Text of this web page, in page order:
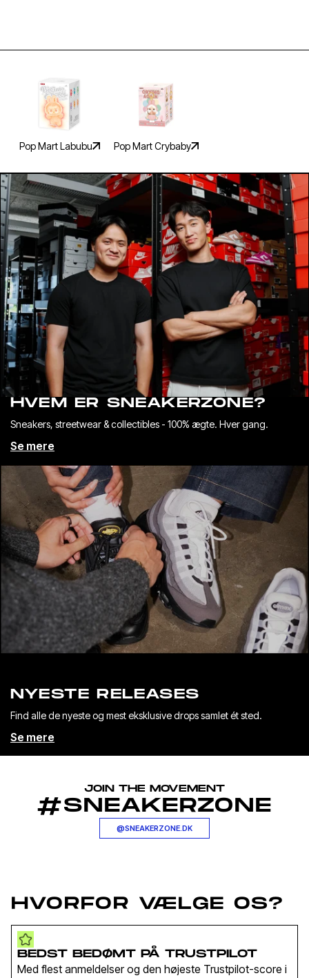
Pop Mart Labubu Pop Mart Crybaby
HVEM ER SNEAKERZONE?
Sneakers, streetwear & collectibles - 100% ægte. Hver gang.
Se mere
NYESTE RELEASES
Find alle de nyeste og mest eksklusive drops samlet ét sted.
Se mere
JOIN THE MOVEMENT
#SNEAKERZONE
@SNEAKERZONE.DK
HVORFOR VÆLGE OS?
BEDST BEDØMT PÅ TRUSTPILOT
Med flest anmeldelser og den højeste Trustpilot-score i
Du har fået en
Hemmelig
rabat
Hvilken e-mailadresse skal vi sende din rabat
til?
Email address
FÅ DIN RABAT
Nej tak, vil hellere betale fuld pris